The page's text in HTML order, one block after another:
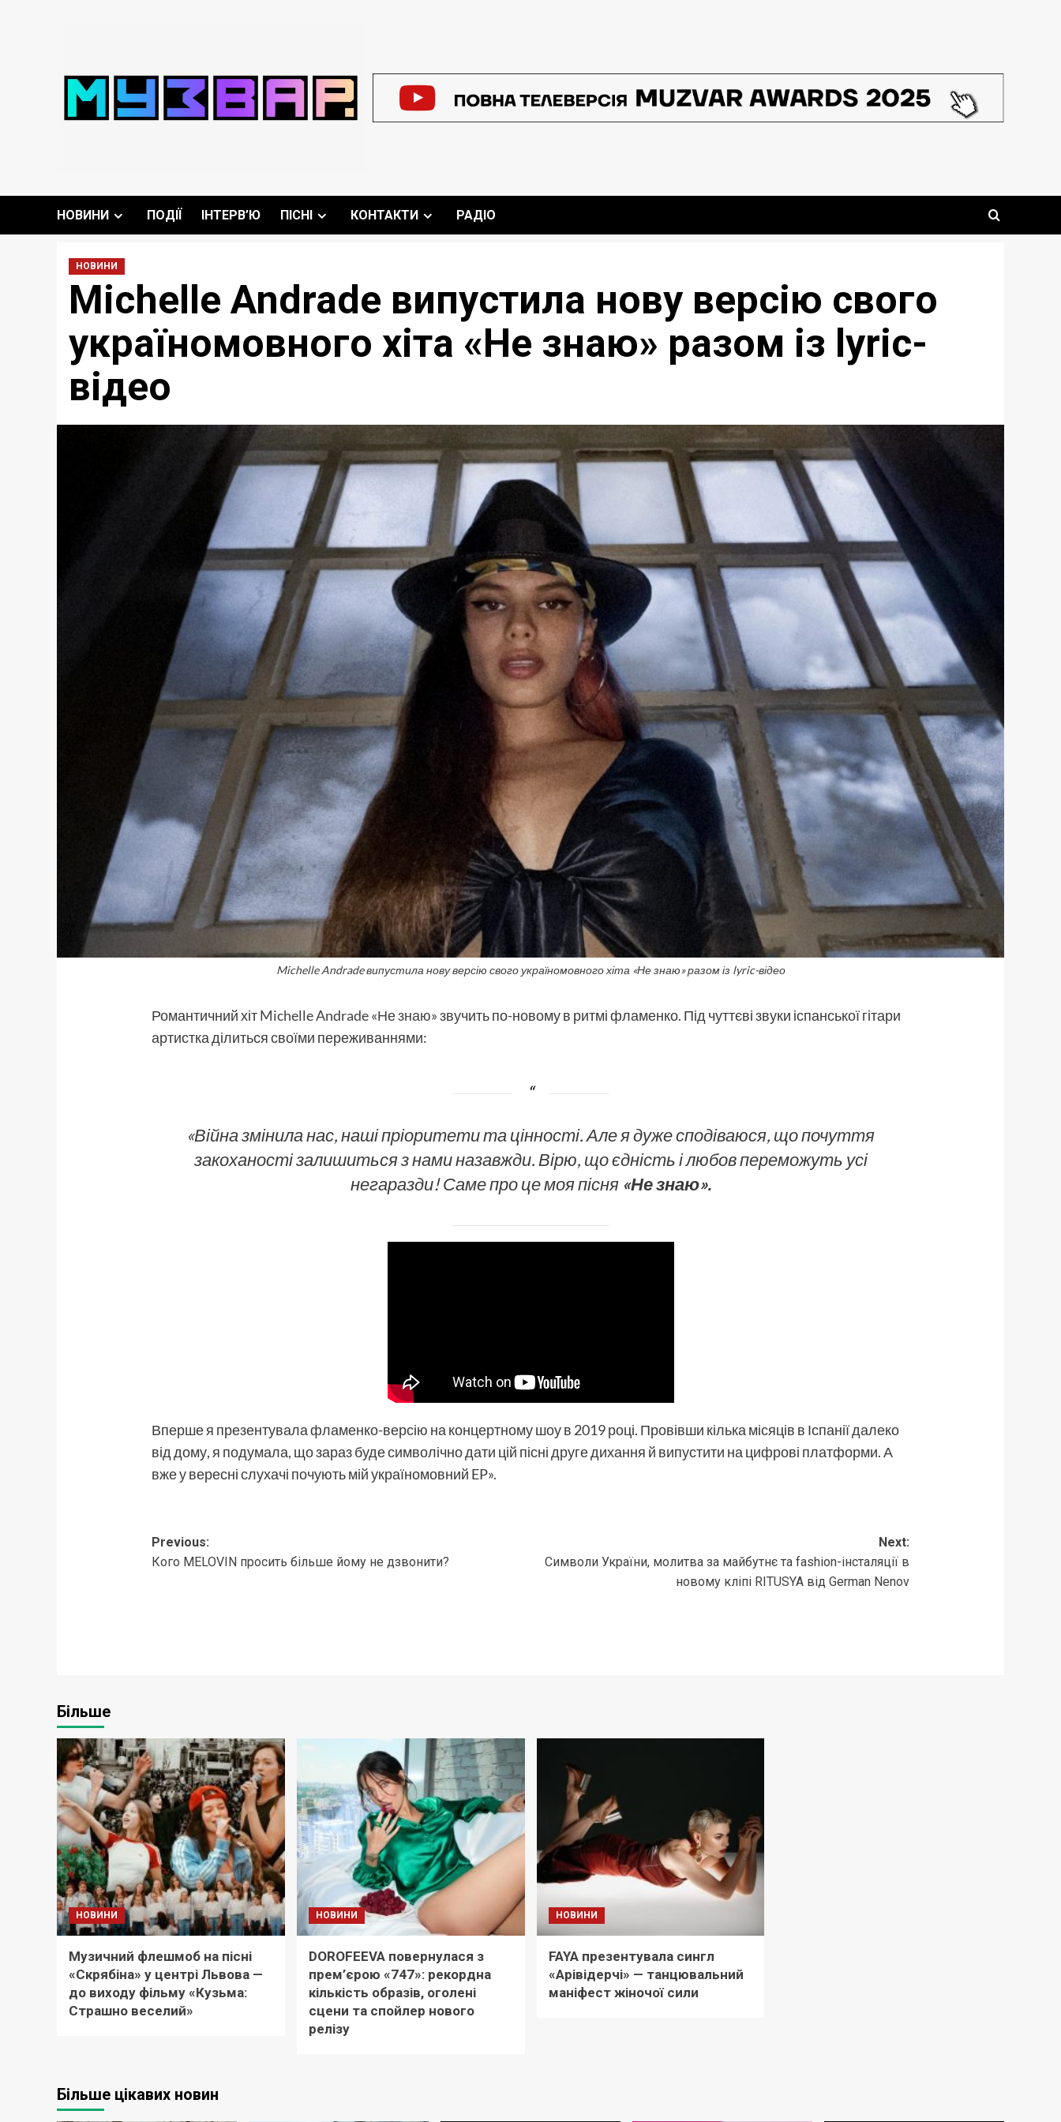
НОВИНИ ПОДІЇ ІНТЕРВ’Ю ПІСНІ КОНТАКТИ РАДІО
НОВИНИ
Michelle Andrade випустила нову версію свого
україномовного хіта «Не знаю» разом із lyric-
відео
Michelle Andrade випустила нову версію свого україномовного хіта «Не знаю» разом із lyric-відео
Романтичний хітMichelle Andrade«Не знаю»звучить по-новому в ритмі фламенко. Під чуттєві звуки іспанської гітари
артистка ділиться своїми переживаннями:
«Війна змінила нас, наші пріоритети та цінності. Але я дуже сподіваюся, що почуття
закоханості залишиться з нами назавжди. Вірю, що єдність і любов переможуть усі
негаразди! Саме про це моя пісня«Не знаю».
Вперше я презентувала фламенко-версію на концертному шоу в 2019 році. Провівши кілька місяців в Іспанії далеко
від дому, я подумала, що зараз буде символічно дати цій пісні друге дихання й випустити на цифрові платформи. А
вже у вересні слухачі почують мій україномовний EP».
Post
navigation
Previous:
Кого MELOVIN просить більше йому не дзвонити?
Next:
Символи України, молитва за майбутнє та fashion-інсталяції в
новому кліпі RITUSYA від German Nenov
Більше
НОВИНИ
Музичний флешмоб на пісні
«Скрябіна» у центрі Львова —
до виходу фільму «Кузьма:
Страшно веселий»
НОВИНИ
DOROFEEVA повернулася з
прем’єрою «747»: рекордна
кількість образів, оголені
сцени та спойлер нового
релізу
НОВИНИ
FAYA презентувала сингл
«Арівідерчі» — танцювальний
маніфест жіночої сили
Більше цікавих новин